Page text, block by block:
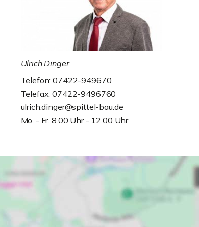
Ulrich Dinger
Telefon: 07422-949670
Telefax: 07422-9496760
ulrich.dinger@spittel-bau.de
Mo. - Fr. 8.00 Uhr - 12.00 Uhr